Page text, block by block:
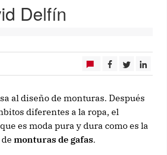
Delfín
al diseño de monturas. Después
diferentes a la ropa, el
es moda pura y dura como es la
monturas de gafas.